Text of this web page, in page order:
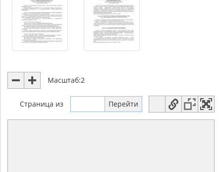
Масштаб:2
Страница из